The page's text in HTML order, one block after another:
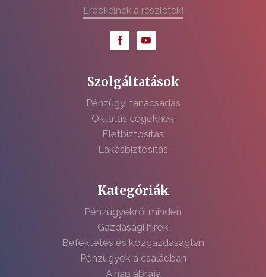
Érdekelnek a részletek!
Szolgáltatások
Pénzügyi tanácsadás
Oktatás cégeknek
Életbiztosítás
Lakásbiztosítás
Kategóriák
Pénzügyekről minden
Gazdasági hírek
Befektetés és közgazdaságtan
Pénzügyek a családban
A nap ábrája